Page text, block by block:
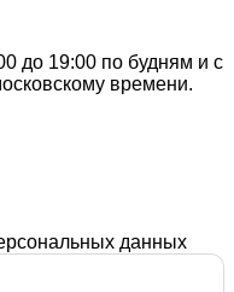
до 19:00 по будням и с
времени.
данных